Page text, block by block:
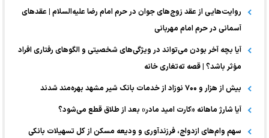
روایت‌هایی از عقد زوج‌های جوان در حرم امام رضا علیه‌السلام | عقد‌های
آسمانی در حرم امام مهربانی
آیا بچه آخر بودن می‌تواند در ویژگی‌های شخصیتی و الگوهای رفتاری افراد
مؤثر باشد؟ | قصه ته‌تغاری‌‌ خانه
بیش از هزار و ۷۰۰ نوزاد از خدمات بانک شیر مشهد بهره‌مند شدند
آیا شارژ ماهانه «کارت امید مادر» بعد از طلاق قطع می‌شود؟
سهم وام‌های ازدواج، فرزندآوری و ودیعه مسکن از کل تسهیلات بانکی